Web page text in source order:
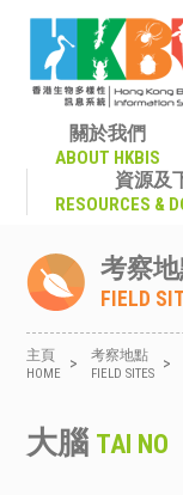
關於我們
ABOUT HKBIS
資源及
RESOURCES &
考察
FIELD
主頁
HOME
> 考察地點
FIELD SITES
>
大腦 TAI NO